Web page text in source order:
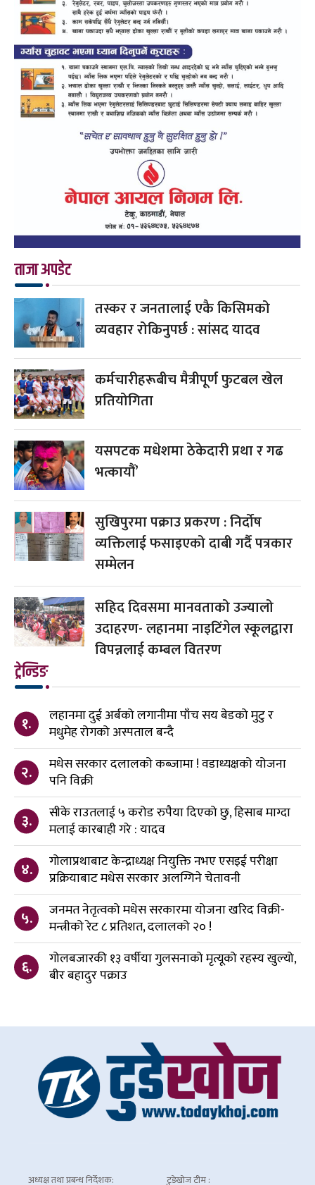
ताजा अपडेट
तस्कर र जनतालाई एकै किसिमको
व्यवहार रोकिनुपर्छ : सांसद यादव
कर्मचारीहरूबीच मैत्रीपूर्ण फुटबल खेल
प्रतियोगिता
यसपटक मधेशमा ठेकेदारी प्रथा र गढ
भत्कायौं’
सुखिपुरमा पक्राउ प्रकरण : निर्दोष
व्यक्तिलाई फसाइएको दाबी गर्दै पत्रकार
सम्मेलन
सहिद दिवसमा मानवताको उज्यालो
उदाहरण- लहानमा नाइटिंगेल स्कूलद्वारा
विपन्नलाई कम्बल वितरण
ट्रेन्डिङ
१.
लहानमा दुई अर्बको लगानीमा पाँच सय बेडको मुटु र
मधुमेह रोगको अस्पताल बन्दै
२.
मधेस सरकार दलालको कब्जामा ! वडाध्यक्षको योजना
पनि विक्री
३.
सीके राउतलाई ५ करोड रुपैया दिएको छु, हिसाब माग्दा
मलाई कारबाही गरे : यादव
४.
गोलाप्रथाबाट केन्द्राध्यक्ष नियुक्ति नभए एसइई परीक्षा
प्रक्रियाबाट मधेस सरकार अलग्गिने चेतावनी
५.
जनमत नेतृत्वको मधेस सरकारमा योजना खरिद विक्री-
मन्त्रीको रेट ८ प्रतिशत, दलालको २० !
६.
गोलबजारकी १३ वर्षीया गुलसनाको मृत्यूको रहस्य खुल्यो,
बीर बहादुर पक्राउ
अध्यक्ष तथा प्रबन्ध निर्देशक: टुडेखोज टीम :